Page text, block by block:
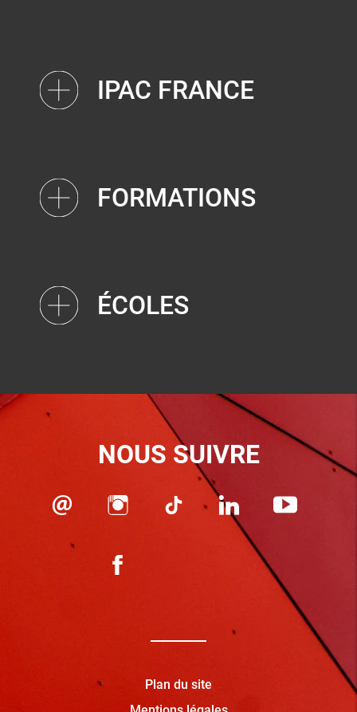
IPAC FRANCE
FORMATIONS
ÉCOLES
NOUS SUIVRE
Plan du site